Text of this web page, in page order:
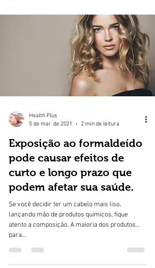
Health Plus
5 de mar. de 2021
2 min de leitura
Exposição ao formaldeído
pode causar efeitos de
curto e longo prazo que
podem afetar sua saúde.
Se você decidir ter um cabelo mais liso,
lançando mão de produtos químicos, fique
atento a composição. A maioria dos produtos
para...